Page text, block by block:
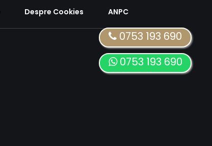
Despre Cookies ANPC
0753 193 690
0753 193 690